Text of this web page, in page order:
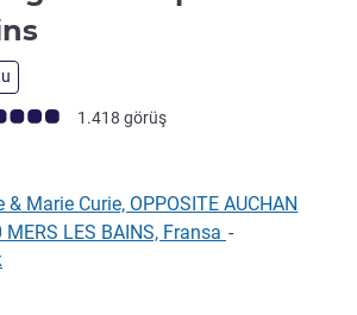
(ALL Puanlama)
1.418 görüş
& Marie Curie, OPPOSITE AUCHAN
LES BAINS, Fransa -